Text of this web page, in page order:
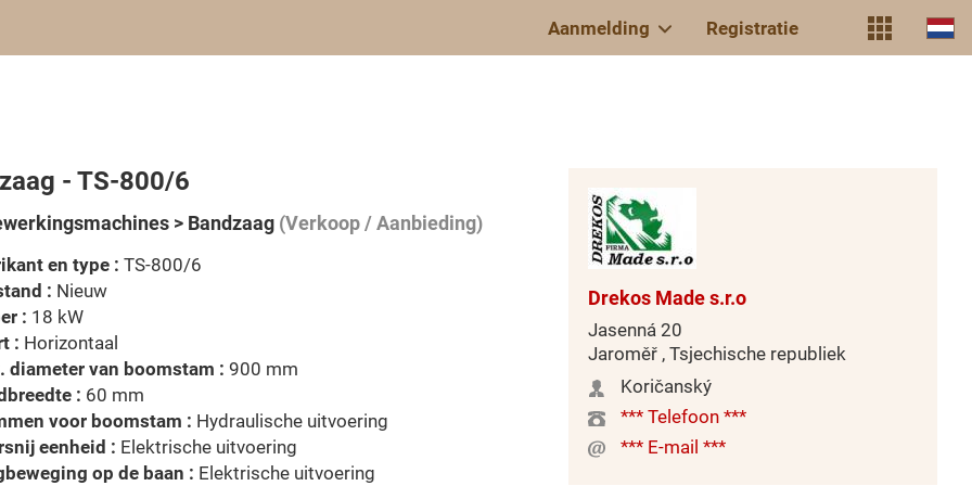
Aanmelding Registratie
- TS-800/6
> Bandzaag (Verkoop / Aanbieding)
en type : TS-800/6
: Nieuw
: 18 kW
: Horizontaal
diameter van boomstam : 900 mm
: 60 mm
voor boomstam : Hydraulische uitvoering
eenheid : Elektrische uitvoering
op de baan : Elektrische uitvoering
Drekos Made s.r.o
Jasenná 20
Jaroměř , Tsjechische republiek
Koričanský
*** Telefoon ***
*** E-mail ***